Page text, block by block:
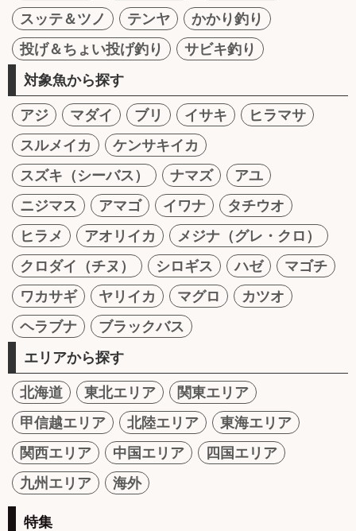
スッテ＆ツノ
テンヤ
かかり釣り
投げ＆ちょい投げ釣り
サビキ釣り
対象魚から探す
アジ マダイ ブリ イサキ
ヒラマサ
スルメイカ
ケンサキイカ
スズキ（シーバス）
ナマズ
アユ
ニジマス
アマゴ イワナ
タチウオ
ヒラメ
アオリイカ
メジナ（グレ・クロ）
クロダイ（チヌ）
シロギス ハゼ
マゴチ
ワカサギ
ヤリイカ マグロ
カツオ
ヘラブナ
ブラックバス
エリアから探す
北海道 東北エリア
関東エリア
甲信越エリア
北陸エリア
東海エリア
関西エリア
中国エリア
四国エリア
九州エリア
海外
特集